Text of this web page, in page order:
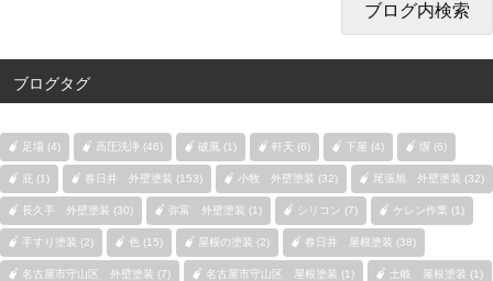
ブログタグ
足場 (4) 高圧洗浄 (46) 破風 (1) 軒天 (6) 下屋 (4) 塀 (6)
庇 (1) 春日井 外壁塗装 (153) 小牧 外壁塗装 (32) 尾張旭 外壁塗装 (32)
長久手 外壁塗装 (30) 弥富 外壁塗装 (1) シリコン (7) ケレン作業 (1)
手すり塗装 (2) 色 (15) 屋根の塗装 (2) 春日井 屋根塗装 (38)
名古屋市守山区 外壁塗装 (7) 名古屋市守山区 屋根塗装 (1) 土岐 屋根塗装 (1)